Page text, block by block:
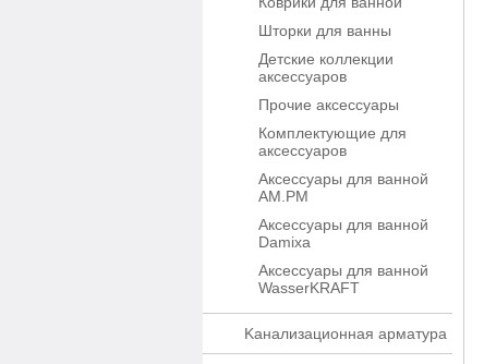
Шторки для ванны
Детские коллекции
аксессуаров
Прочие аксессуары
Комплектующие для
аксессуаров
Аксессуары для ванной
AM.PM
Аксессуары для ванной
Damixa
Аксессуары для ванной
WasserKRAFT
Kaнaлизaционнaя apматypa